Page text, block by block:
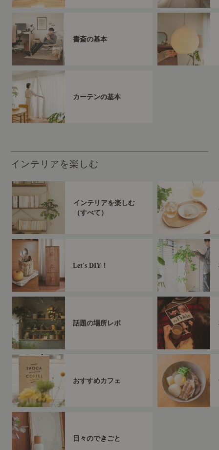
書斎の基本
カーテンの基本
インテリアを楽しむ
インテリアを楽しむ
（すべて）
Let's DIY！
話題の場所レポ
おすすめカフェ
日々のできごと